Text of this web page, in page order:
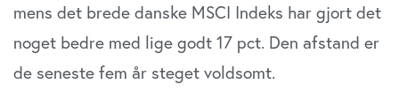
mens det brede danske MSCI Indeks har gjort det
noget bedre med lige godt 17 pct. Den afstand er
de seneste fem år steget voldsomt.